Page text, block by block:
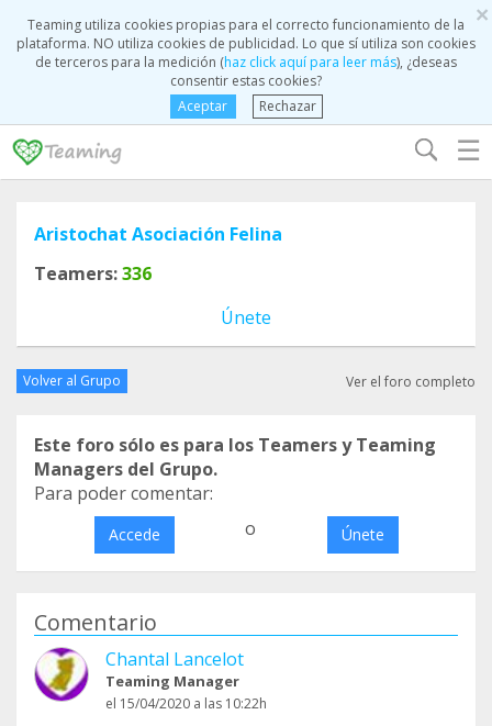
×
Teaming utiliza cookies propias para el correcto funcionamiento de la
plataforma. NO utiliza cookies de publicidad. Lo que sí utiliza son cookies
de terceros para la medición (haz click aquí para leer más), ¿deseas
consentir estas cookies?
Aceptar
Rechazar
☰
Aristochat Asociación Felina
Teamers:336
Únete
Volver al Grupo Ver el foro completo
Este foro sólo es para los Teamers y Teaming
Managers del Grupo.
Para poder comentar:
Accede o Únete
Comentario
Chantal Lancelot
Teaming Manager
el 15/04/2020 a las 10:22h